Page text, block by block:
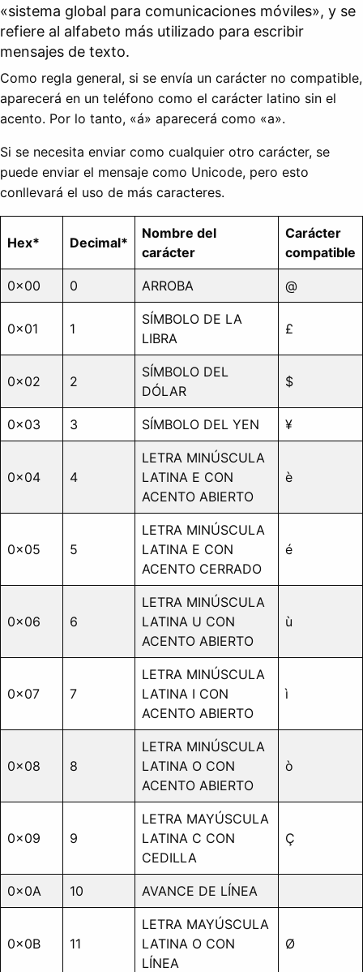
«sistema global para comunicaciones móviles», y se
refiere al alfabeto más utilizado para escribir
mensajes de texto.
Como regla general, si se envía un carácter no compatible,
aparecerá en un teléfono como el carácter latino sin el
acento. Por lo tanto, «á» aparecerá como «a».
Si se necesita enviar como cualquier otro carácter, se
puede enviar el mensaje como Unicode, pero esto
conllevará el uso de más caracteres.
Hex* Decimal*
Nombre del
carácter
Carácter
compatible
0x00 0 ARROBA @
0x01 1
SÍMBOLO DE LA
LIBRA
£
0x02 2
SÍMBOLO DEL
DÓLAR
$
0x03 3 SÍMBOLO DEL YEN ¥
0x04 4
LETRA MINÚSCULA
LATINA E CON
ACENTO ABIERTO
è
0x05 5
LETRA MINÚSCULA
LATINA E CON
ACENTO CERRADO
é
0x06 6
LETRA MINÚSCULA
LATINA U CON
ACENTO ABIERTO
ù
0x07 7
LETRA MINÚSCULA
LATINA I CON
ACENTO ABIERTO
ì
0x08 8
LETRA MINÚSCULA
LATINA O CON
ACENTO ABIERTO
ò
0x09 9
LETRA MAYÚSCULA
LATINA C CON
CEDILLA
Ç
0x0A 10 AVANCE DE LÍNEA
0x0B 11
LETRA MAYÚSCULA
LATINA O CON
LÍNEA
Ø